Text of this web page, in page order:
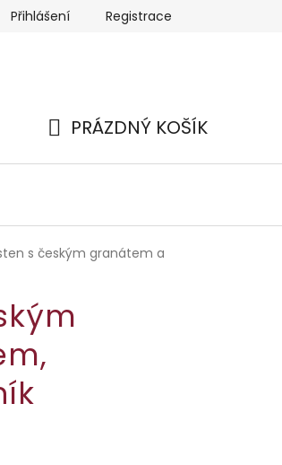
Přihlášení Registrace
PRÁZDNÝ KOŠÍK
s českým granátem a